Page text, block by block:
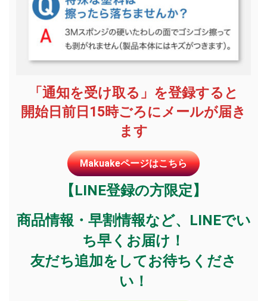
「通知を受け取る」を登録すると
開始日前日15時ごろにメールが届き
ます
Makuakeページはこちら
【LINE登録の方限定】
商品情報・早割情報など、LINEでい
ち早くお届け！
友だち追加をしてお待ちくださ
い！